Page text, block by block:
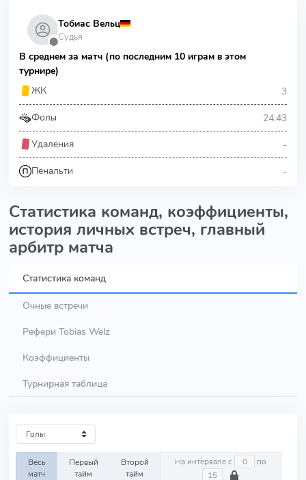
⬤
Тобиас Вельц
Судья
В среднем за матч (по последним 10 играм в этом
турнире)
ЖК
3
Фолы 24.43
Удаления -
Пенальти -
Статистика команд, коэффициенты,
история личных встреч, главный
арбитр матча
Статистика команд
Очные встречи
Рефери Tobias Welz
Коэффициенты
Турнирная таблица
Весь
матч
Первый
тайм
Второй
тайм
На интервале с по